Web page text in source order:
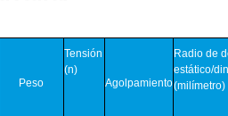
Peso
Tensión
(n)
Agolpamiento
Radio de
estático/
(milímetro)